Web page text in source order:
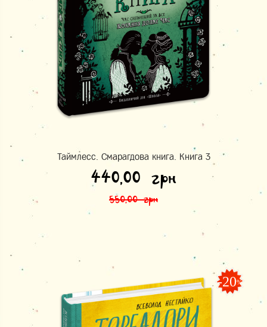
Таймлесс. Смарагдова книга. Книга 3
550,00грн
Оригінальна ціна: 550,00 грн.
440,00 грн
Поточна ціна: 440,00 грн.
-20%